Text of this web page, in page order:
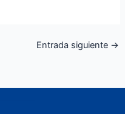
Entrada siguiente →